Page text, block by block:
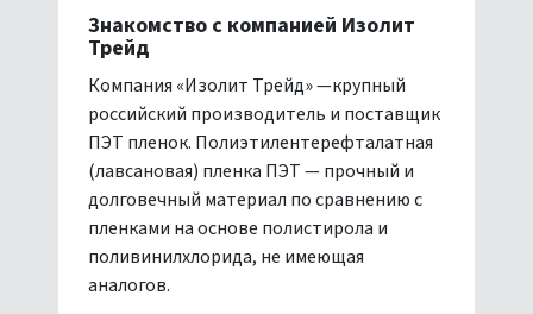
Знакомство с компанией Изолит
Трейд
Компания «Изолит Трейд» —крупный
российский производитель и поставщик
ПЭТ пленок. Полиэтилентерефталатная
(лавсановая) пленка ПЭТ — прочный и
долговечный материал по сравнению с
пленками на основе полистирола и
поливинилхлорида, не имеющая
аналогов.